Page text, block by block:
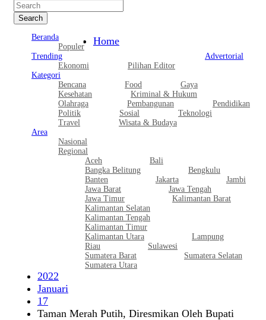
Search
Beranda
Populer
Trending
Ekonomi
Pilihan Editor
Advertorial
Kategori
Bencana
Food
Gaya
Kesehatan
Kriminal & Hukum
Olahraga
Pembangunan
Pendidikan
Politik
Sosial
Teknologi
Travel
Wisata & Budaya
Area
Nasional
Regional
Aceh
Bali
Bangka Belitung
Bengkulu
Banten
Jakarta
Jambi
Jawa Barat
Jawa Tengah
Jawa Timur
Kalimantan Barat
Kalimantan Selatan
Kalimantan Tengah
Kalimantan Timur
Kalimantan Utara
Lampung
Riau
Sulawesi
Sumatera Barat
Sumatera Selatan
Sumatera Utara
Home
2022
Januari
17
Taman Merah Putih, Diresmikan Oleh Bupati